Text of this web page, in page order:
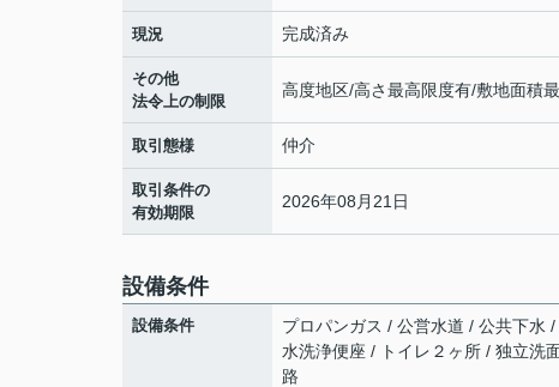
現況 完成済み
その他
法令上の制限
高度地区/高さ最高限度有/敷地面積
取引態様 仲介
取引条件の
有効期限
2026年08月21日
設備条件
設備条件
プロパンガス / 公営水道 / 公共下水
水洗浄便座 / トイレ２ヶ所 / 独立洗
路